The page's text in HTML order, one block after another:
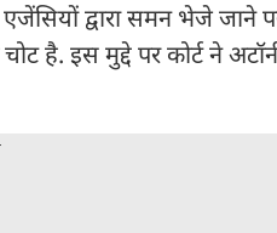
द्वारा समन भेजे जाने
है. इस मुद्दे पर कोर्ट ने